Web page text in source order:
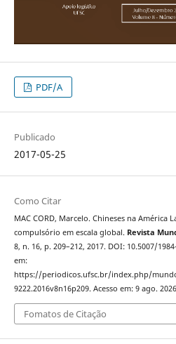
PDF/A
Publicado
2017-05-25
Como Citar
MAC CORD, Marcelo. Chineses na América
compulsório em escala global. Revista
8, n. 16, p. 209–212, 2017. DOI: 10.5007/
em:
https://periodicos.ufsc.br/index.php/
9222.2016v8n16p209. Acesso em: 9 ago.
Fomatos de Citação